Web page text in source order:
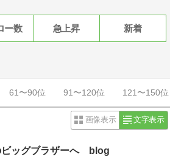
ー数 急上昇 新着
61〜90位 91〜120位 121〜150位
画像表示 文字表示
ビッグブラザーへ blog